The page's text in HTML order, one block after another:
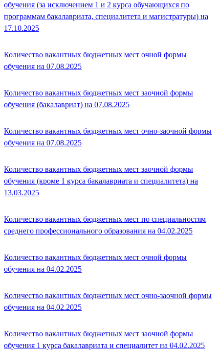
обучения (за исключением 1 и 2 курса обучающихся по
программам бакалавриата, специалитета и магистратуры) на
17.10.2025
Количество вакантных бюджетных мест очной формы
обучения на 07.08.2025
Количество вакантных бюджетных мест заочной формы
обучения (бакалавриат) на 07.08.2025
Количество вакантных бюджетных мест очно-заочной формы
обучения на 07.08.2025
Количество вакантных бюджетных мест заочной формы
обучения (кроме 1 курса бакалавриата и специалитета) на
13.03.2025
Количество вакантных бюджетных мест по специальностям
среднего профессионального образования на 04.02.2025
Количество вакантных бюджетных мест очной формы
обучения на 04.02.2025
Количество вакантных бюджетных мест очно-заочной формы
обучения на 04.02.2025
Количество вакантных бюджетных мест заочной формы
обучения 1 курса бакалавриата и специалитет на 04.02.2025